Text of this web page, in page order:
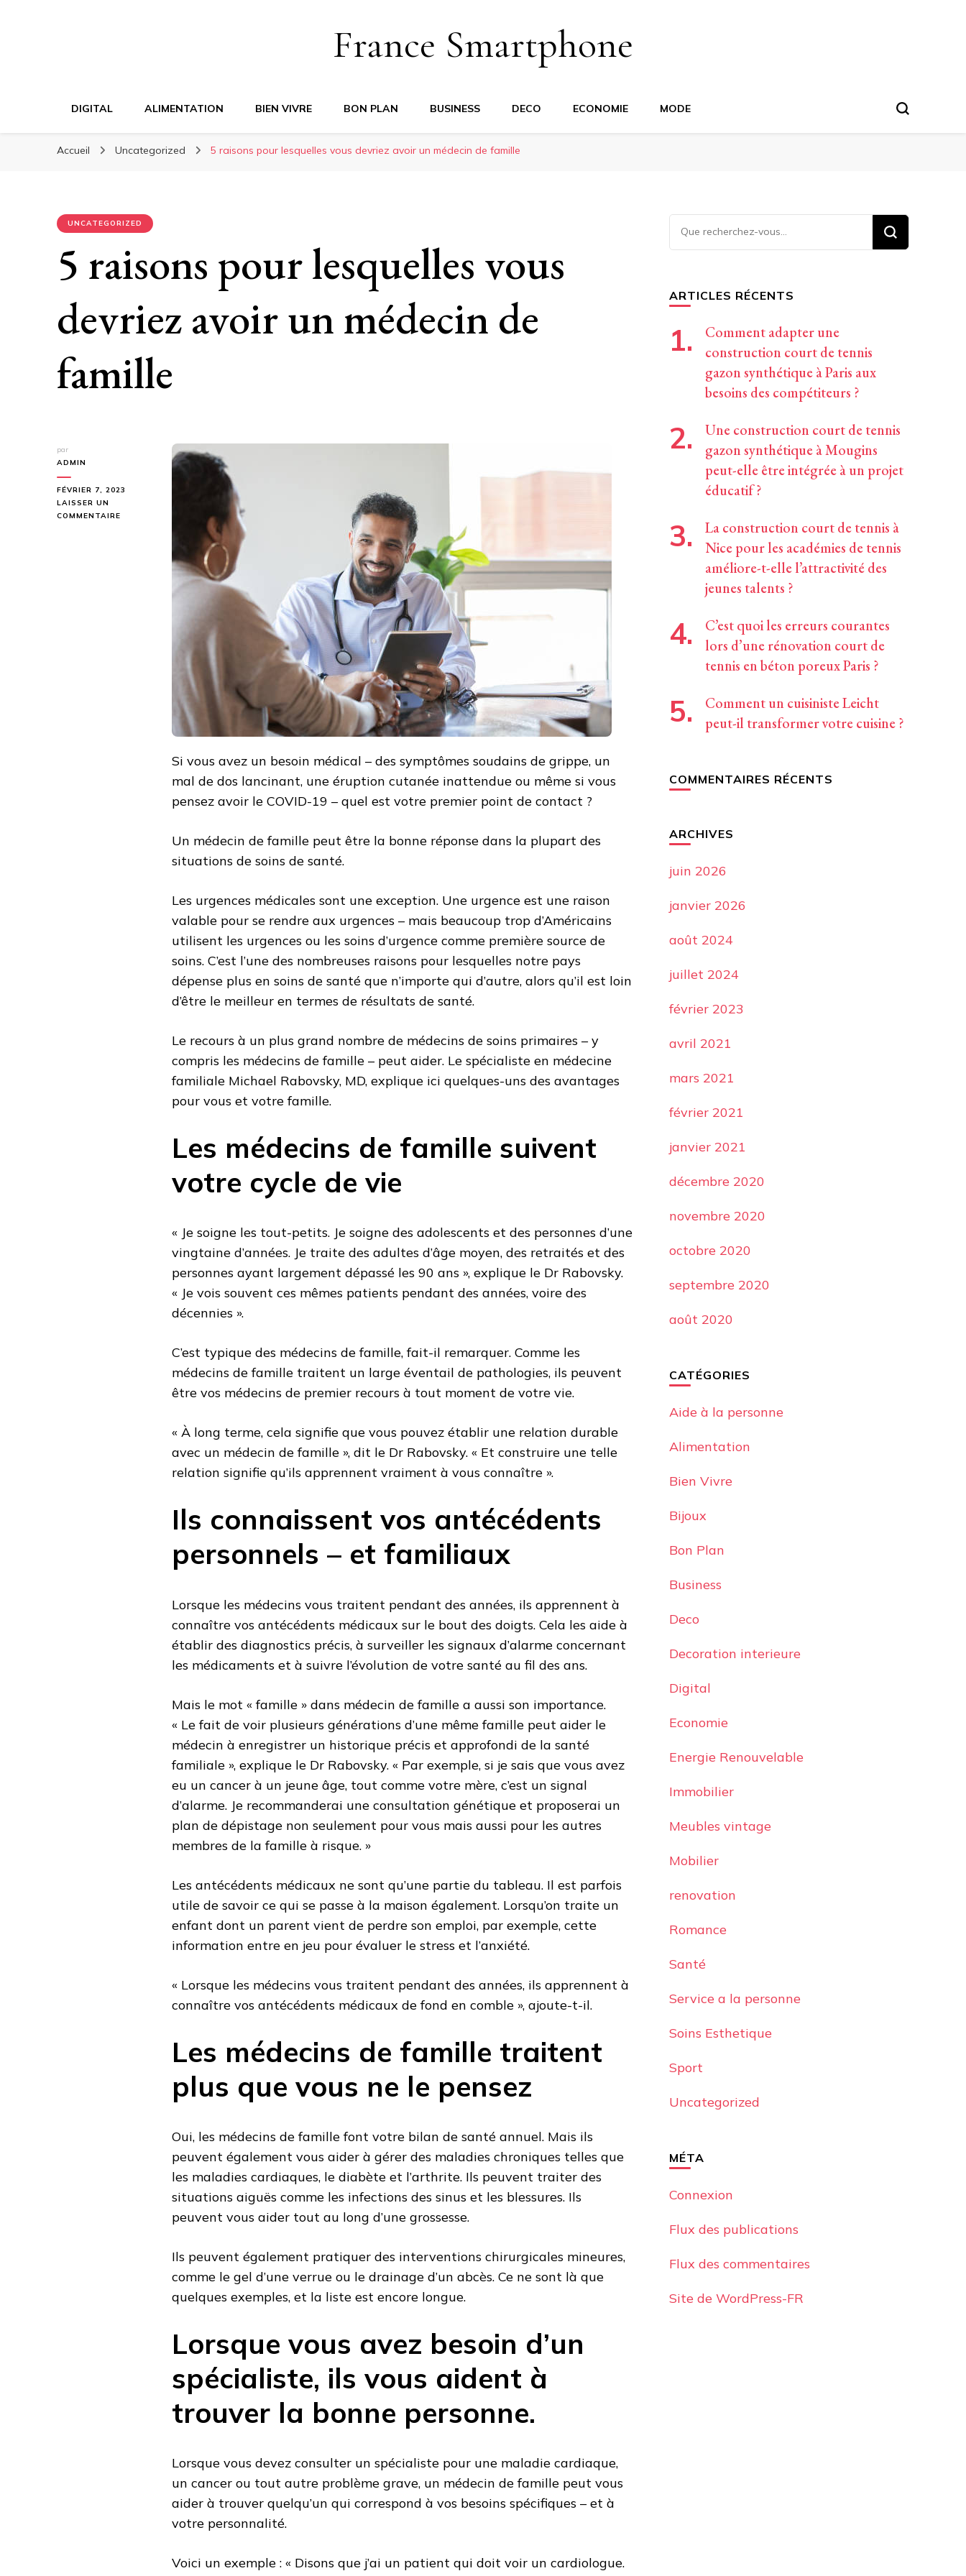
France Smartphone
DIGITAL ALIMENTATION BIEN VIVRE BON PLAN BUSINESS DECO ECONOMIE MODE
Accueil Uncategorized 5 raisons pour lesquelles vous devriez avoir un médecin de famille
UNCATEGORIZED
5 raisons pour lesquelles vous
devriez avoir un médecin de
famille
par
ADMIN
FÉVRIER 7, 2023
LAISSER UN
COMMENTAIRE
LESQUELLES
Si vous avez un besoin médical – des symptômes soudains de grippe, un
mal de dos lancinant, une éruption cutanée inattendue ou même si vous
pensez avoir le COVID-19 – quel est votre premier point de contact ?
Un médecin de famille peut être la bonne réponse dans la plupart des
situations de soins de santé.
Les urgences médicales sont une exception. Une urgence est une raison
valable pour se rendre aux urgences – mais beaucoup trop d’Américains
utilisent les urgences ou les soins d’urgence comme première source de
soins. C’est l’une des nombreuses raisons pour lesquelles notre pays
dépense plus en soins de santé que n’importe qui d’autre, alors qu’il est loin
d’être le meilleur en termes de résultats de santé.
Le recours à un plus grand nombre de médecins de soins primaires – y
compris les médecins de famille – peut aider. Le spécialiste en médecine
familiale Michael Rabovsky, MD, explique ici quelques-uns des avantages
pour vous et votre famille.
Les médecins de famille suivent
votre cycle de vie
« Je soigne les tout-petits. Je soigne des adolescents et des personnes d’une
vingtaine d’années. Je traite des adultes d’âge moyen, des retraités et des
personnes ayant largement dépassé les 90 ans », explique le Dr Rabovsky.
« Je vois souvent ces mêmes patients pendant des années, voire des
décennies ».
C’est typique des médecins de famille, fait-il remarquer. Comme les
médecins de famille traitent un large éventail de pathologies, ils peuvent
être vos médecins de premier recours à tout moment de votre vie.
« À long terme, cela signifie que vous pouvez établir une relation durable
avec un médecin de famille », dit le Dr Rabovsky. « Et construire une telle
relation signifie qu’ils apprennent vraiment à vous connaître ».
Ils connaissent vos antécédents
personnels – et familiaux
Lorsque les médecins vous traitent pendant des années, ils apprennent à
connaître vos antécédents médicaux sur le bout des doigts. Cela les aide à
établir des diagnostics précis, à surveiller les signaux d’alarme concernant
les médicaments et à suivre l’évolution de votre santé au fil des ans.
Mais le mot « famille » dans médecin de famille a aussi son importance.
« Le fait de voir plusieurs générations d’une même famille peut aider le
médecin à enregistrer un historique précis et approfondi de la santé
familiale », explique le Dr Rabovsky. « Par exemple, si je sais que vous avez
eu un cancer à un jeune âge, tout comme votre mère, c’est un signal
d’alarme. Je recommanderai une consultation génétique et proposerai un
plan de dépistage non seulement pour vous mais aussi pour les autres
membres de la famille à risque. »
Les antécédents médicaux ne sont qu’une partie du tableau. Il est parfois
utile de savoir ce qui se passe à la maison également. Lorsqu’on traite un
enfant dont un parent vient de perdre son emploi, par exemple, cette
information entre en jeu pour évaluer le stress et l’anxiété.
« Lorsque les médecins vous traitent pendant des années, ils apprennent à
connaître vos antécédents médicaux de fond en comble », ajoute-t-il.
Les médecins de famille traitent
plus que vous ne le pensez
Oui, les médecins de famille font votre bilan de santé annuel. Mais ils
peuvent également vous aider à gérer des maladies chroniques telles que
les maladies cardiaques, le diabète et l’arthrite. Ils peuvent traiter des
situations aiguës comme les infections des sinus et les blessures. Ils
peuvent vous aider tout au long d’une grossesse.
Ils peuvent également pratiquer des interventions chirurgicales mineures,
comme le gel d’une verrue ou le drainage d’un abcès. Ce ne sont là que
quelques exemples, et la liste est encore longue.
Lorsque vous avez besoin d’un
spécialiste, ils vous aident à
trouver la bonne personne.
Lorsque vous devez consulter un spécialiste pour une maladie cardiaque,
un cancer ou tout autre problème grave, un médecin de famille peut vous
aider à trouver quelqu’un qui correspond à vos besoins spécifiques – et à
votre personnalité.
Voici un exemple : « Disons que j’ai un patient qui doit voir un cardiologue.
Vous
recherchiez
ARTICLES RÉCENTS
Comment adapter une
construction court de tennis
gazon synthétique à Paris aux
besoins des compétiteurs ?
Une construction court de tennis
gazon synthétique à Mougins
peut-elle être intégrée à un projet
éducatif ?
La construction court de tennis à
Nice pour les académies de tennis
améliore-t-elle l’attractivité des
jeunes talents ?
C’est quoi les erreurs courantes
lors d’une rénovation court de
tennis en béton poreux Paris ?
Comment un cuisiniste Leicht
peut-il transformer votre cuisine ?
COMMENTAIRES RÉCENTS
ARCHIVES
juin 2026
janvier 2026
août 2024
juillet 2024
février 2023
avril 2021
mars 2021
février 2021
janvier 2021
décembre 2020
novembre 2020
octobre 2020
septembre 2020
août 2020
CATÉGORIES
Aide à la personne
Alimentation
Bien Vivre
Bijoux
Bon Plan
Business
Deco
Decoration interieure
Digital
Economie
Energie Renouvelable
Immobilier
Meubles vintage
Mobilier
renovation
Romance
Santé
Service a la personne
Soins Esthetique
Sport
Uncategorized
MÉTA
Connexion
Flux des publications
Flux des commentaires
Site de WordPress-FR